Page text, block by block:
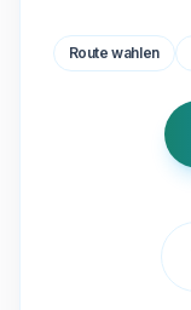
Route wahlen